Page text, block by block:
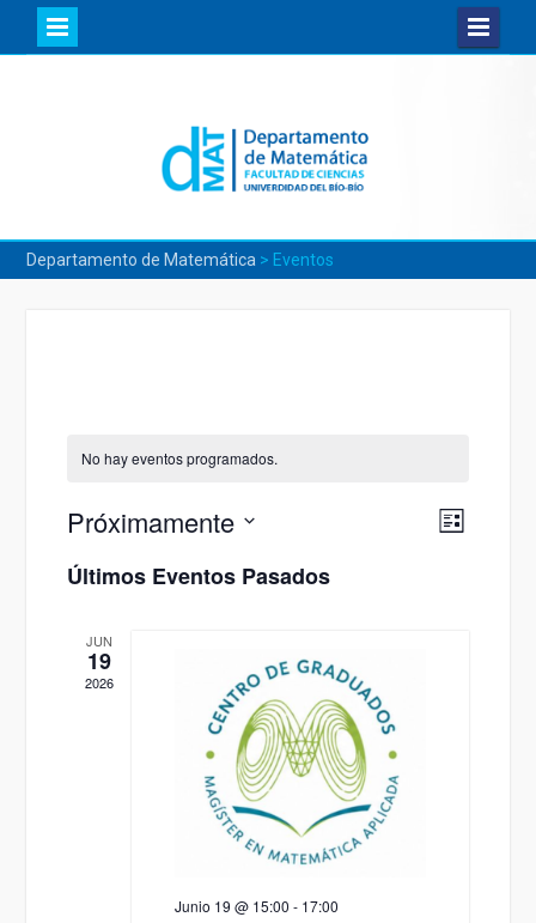
Departamento de Matemática > Eventos
No hay eventos programados.
Lista
Próximamente
fecha.
Últimos Eventos Pasados
JUN
19
2026
Junio 19 @ 15:00 - 17:00